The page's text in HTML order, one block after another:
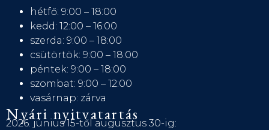
hétfő: 9:00 – 18:00
kedd: 12:00 – 16:00
szerda: 9:00 – 18:00
csütörtök: 9:00 – 18:00
péntek: 9:00 – 18:00
szombat: 9:00 – 12:00
vasárnap: zárva
Nyári nyitvatartás
2026. június 15-től augusztus 30-ig: